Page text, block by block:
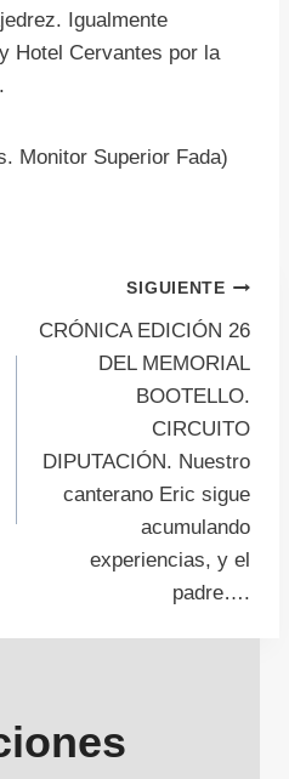
Igualmente
Hotel Cervantes por la
Monitor Superior Fada)
SIGUIENTE
CRÓNICA EDICIÓN 26
DEL MEMORIAL
BOOTELLO.
CIRCUITO
DIPUTACIÓN. Nuestro
canterano Eric sigue
acumulando
experiencias, y el
padre….